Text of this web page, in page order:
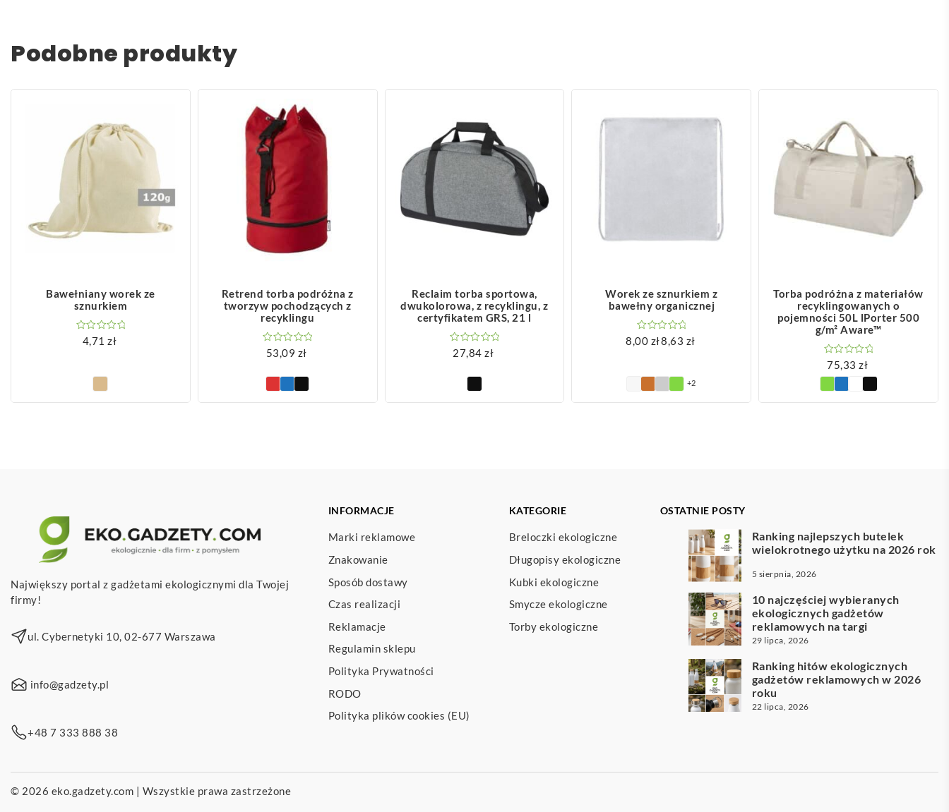
Podobne produkty
Bawełniany worek ze
sznurkiem
4,71zł
Retrend torba podróżna z
tworzyw pochodzących z
recyklingu
53,09 zł
Reclaim torba sportowa,
dwukolorowa, z recyklingu, z
certyfikatem GRS, 21 l
27,84zł
Worek ze sznurkiem z
bawełny organicznej
8,00 zł8,63 zł
+2
Torba podróżna z materiałów
recyklingowanych o
pojemności 50L lPorter 500
g/m² Aware™
75,33zł
Największy portal z gadżetami ekologicznymi dla Twojej
firmy!
ul. Cybernetyki 10, 02-677 Warszawa
info@gadzety.pl
+48 7 333 888 38
INFORMACJE
Marki reklamowe
Znakowanie
Sposób dostawy
Czas realizacji
Reklamacje
Regulamin sklepu
Polityka Prywatności
RODO
Polityka plików cookies (EU)
KATEGORIE
Breloczki ekologiczne
Długopisy ekologiczne
Kubki ekologiczne
Smycze ekologiczne
Torby ekologiczne
OSTATNIE POSTY
Ranking najlepszych butelek
wielokrotnego użytku na 2026 rok
5 sierpnia, 2026
10 najczęściej wybieranych
ekologicznych gadżetów
reklamowych na targi
29 lipca, 2026
Ranking hitów ekologicznych
gadżetów reklamowych w 2026
roku
22 lipca, 2026
© 2026 eko.gadzety.com | Wszystkie prawa zastrzeżone